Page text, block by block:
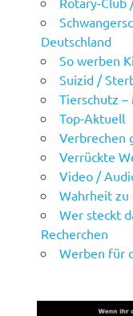
Deutschland
So werben
Suizid /
Tierschutz –
Top-Aktuell
Verbrechen
Verrückte
Video /
Wahrheit zu
Wer steckt
Recherchen
Werben für